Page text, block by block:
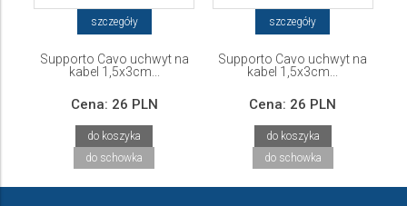
szczegóły
Supporto Cavo uchwyt na
kabel 1,5x3cm...
Cena: 26 PLN
do koszyka
do schowka
szczegóły
Supporto Cavo uchwyt na
kabel 1,5x3cm...
Cena: 26 PLN
do koszyka
do schowka